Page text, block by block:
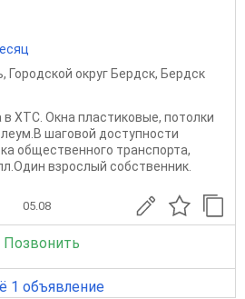
, Городской округ Бердск, Бердск
ХТС. Окна пластиковые, потолки
шаговой доступности
общественного транспорта,
взрослый собственник.
05.08
Позвонить
1 объявление